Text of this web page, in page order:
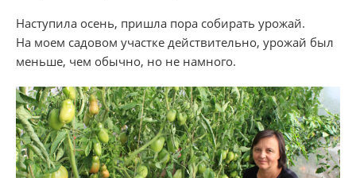
​Наступила осень, пришла пора собирать урожай.
На моем садовом участке действительно, урожай был
меньше, чем обычно, но не намного.